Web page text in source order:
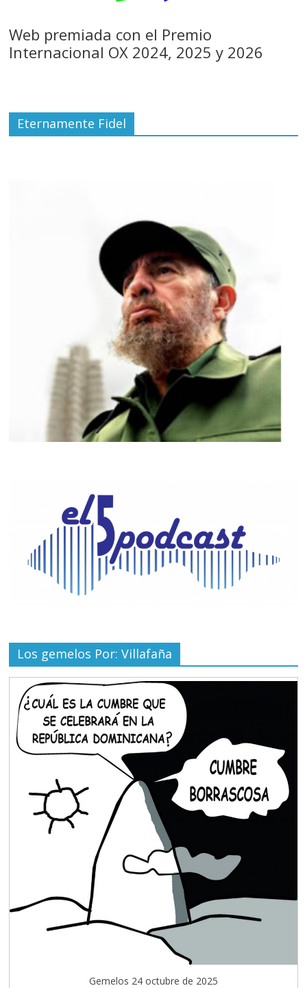
Web premiada con el Premio
Internacional OX 2024, 2025 y 2026
Eternamente Fidel
Los gemelos Por: Villafaña
Gemelos 24 octubre de 2025